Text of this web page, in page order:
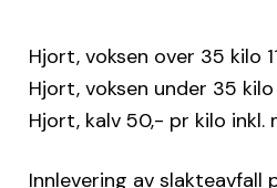
Hjort, voksen over 35 kilo
Hjort, voksen under 35
Hjort, kalv 50,- pr kilo inkl.
Innlevering av slakteavfall